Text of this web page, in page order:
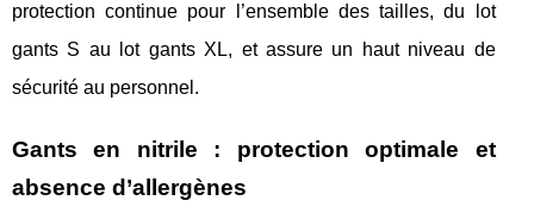
protection continue pour l’ensemble des tailles, du lot
gants S au lot gants XL, et assure un haut niveau de
sécurité au personnel.
Gants en nitrile : protection optimale et
absence d’allergènes